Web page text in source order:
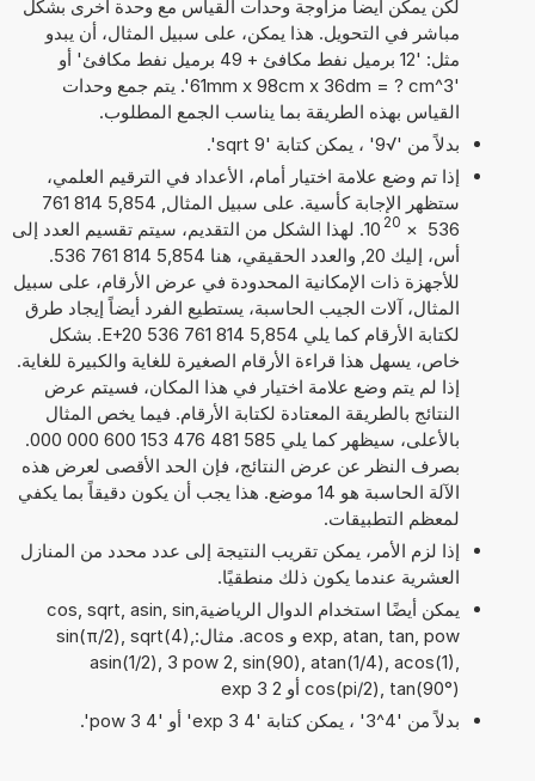
لكن يمكن أيضاً مزاوجة وحدات القياس مع وحدة أخرى بشكل
مباشر في التحويل. هذا يمكن، على سبيل المثال، أن يبدو
مثل: '12 برميل نفط مكافئ + 49 برميل نفط مكافئ' أو
'61mm x 98cm x 36dm = ? cm^3'. يتم جمع وحدات
القياس بهذه الطريقة بما يناسب الجمع المطلوب.
بدلاً من '√9' ، يمكن كتابة 'sqrt 9'.
إذا تم وضع علامة اختيار أمام، الأعداد في الترقيم العلمي،
ستظهر الإجابة كأسية. على سبيل المثال, 5,854 814 761
536
×
10 20
. لهذا الشكل من التقديم، سيتم تقسيم العدد إلى
أس، إليك 20, والعدد الحقيقي، هنا 5,854 814 761 536.
للأجهزة ذات الإمكانية المحدودة في عرض الأرقام، على سبيل
المثال، آلات الجيب الحاسبة، يستطيع الفرد أيضاً إيجاد طرق
لكتابة الأرقام كما يلي 5,854 814 761 536 E+20. بشكل
خاص، يسهل هذا قراءة الأرقام الصغيرة للغاية والكبيرة للغاية.
إذا لم يتم وضع علامة اختيار في هذا المكان، فسيتم عرض
النتائج بالطريقة المعتادة لكتابة الأرقام. فيما يخص المثال
بالأعلى، سيظهر كما يلي 585 481 476 153 600 000 000.
بصرف النظر عن عرض النتائج، فإن الحد الأقصى لعرض هذه
الآلة الحاسبة هو 14 موضع. هذا يجب أن يكون دقيقاً بما يكفي
لمعظم التطبيقات.
إذا لزم الأمر، يمكن تقريب النتيجة إلى عدد محدد من المنازل
العشرية عندما يكون ذلك منطقيًا.
يمكن أيضًا استخدام الدوال الرياضيةcos, sqrt, asin, sin,
exp, atan, tan, pow و acos. مثال:sin(π/2), sqrt(4),
asin(1/2), 3 pow 2, sin(90), atan(1/4), acos(1),
cos(pi/2), tan(90°) أو 2 exp 3
بدلاً من '4^3' ، يمكن كتابة '4 exp 3' أو '4 pow 3'.